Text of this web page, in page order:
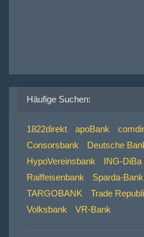
Häufige Suchen:
1822direkt apoBank
Consorsbank
Deutsche
HypoVereinsbank
ING-DiBa
Raiffeisenbank
Sparda-Bank
TARGOBANK
Trade
Volksbank
VR-Bank